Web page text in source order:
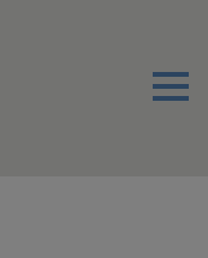
Menu